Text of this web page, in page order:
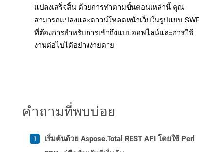
แปลงเสร็จสิ้น ด้วยการทำตามขั้นตอนเหล่านี้ คุณ
สามารถแปลงและดาวน์โหลดหน้าเว็บในรูปแบบ SWF
ที่ต้องการสำหรับการเข้าถึงแบบออฟไลน์และการใช้
งานต่อไปได้อย่างง่ายดาย
คำถามที่พบบ่อย
เริ่มต้นด้วย Aspose.Total REST API โดยใช้ Perl